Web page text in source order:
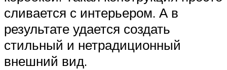
сливается с интерьером. А в
результате удается создать
стильный и нетрадиционный
внешний вид.